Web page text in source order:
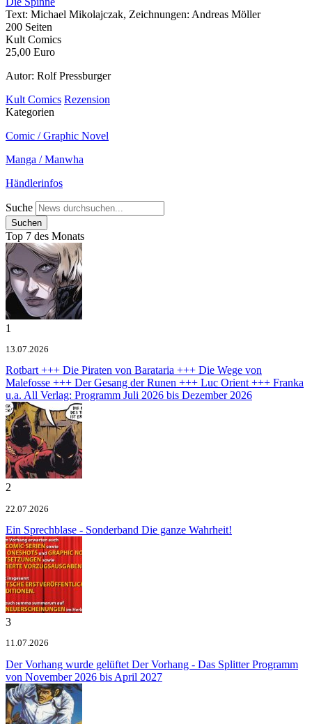
Text: Michael Mikolajczak, Zeichnungen: Andreas Möller
200 Seiten
Kult Comics
25,00 Euro
Autor: Rolf Pressburger
Kult Comics Rezension
Kategorien
Comic / Graphic Novel
Manga / Manwha
Händlerinfos
Suche
Top 7 des Monats
1
13.07.2026
Rotbart +++ Die Piraten von Barataria +++ Die Wege von
Malefosse +++ Der Gesang der Runen +++ Luc Orient +++ Franka
u.a. All Verlag: Programm Juli 2026 bis Dezember 2026
2
22.07.2026
Ein Sprechblase - Sonderband Die ganze Wahrheit!
3
11.07.2026
Der Vorhang wurde gelüftet Der Vorhang - Das Splitter Programm
von November 2026 bis April 2027